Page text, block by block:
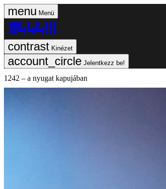
Menü
Kinézet
Jelentkezz be!
1242 – a nyugat kapujában